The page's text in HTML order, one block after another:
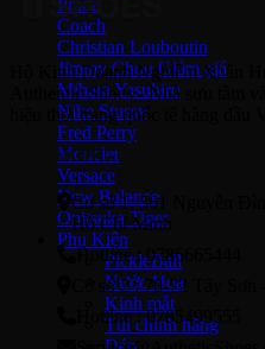
Prada
Coach
Christian Louboutin
Jimmy Choo
Mihara Yasuhiro
Nike Stussy
Fred Perry
Moncler
Versace
New Balance
Onitsuka Tiger
Phụ Kiện
PickleBall
Nước Hoa
Kinh mắt
Túi chính hãng
Hộ Kinh Doanh Nghiêm Xuân
Authentic Shoes - Nhà sưu tầm
hiệu thời trang quốc tế hàng đầu
HỆ THỐNG CỬA HÀNG
Cơ sở 1: 561 Nguyễn
Hồ Chí Minh
Hotline : 0786665444
Cở sở 2 : 70-72 Tây
Hotline : 0785499555